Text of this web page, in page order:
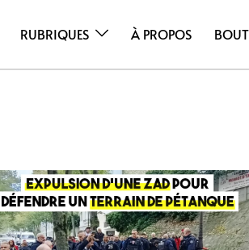
RUBRIQUES À PROPOS